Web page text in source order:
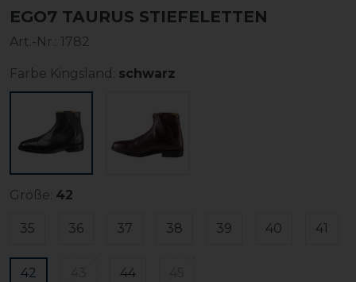
EGO7 TAURUS STIEFELETTEN
Art.-Nr.: 1782
Farbe Kingsland: schwarz
Größe: 42
35 36 37 38 39 40 41
42 44